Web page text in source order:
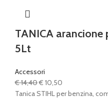
TANICA arancione
5Lt
Accessori
€14,40Il
prezzo
€ 10,50
prezzo
Tanica STIHL per benzina,